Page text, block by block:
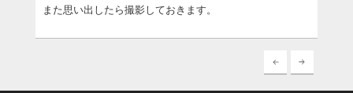
また思い出したら撮影しておきます。